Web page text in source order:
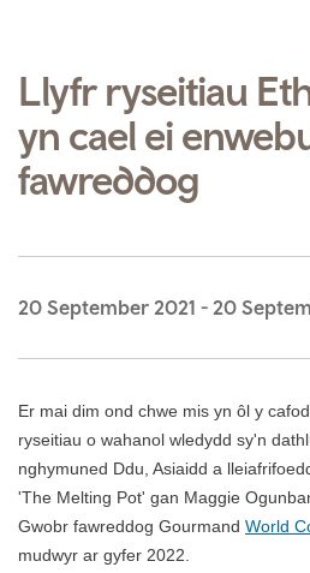
Llyfr ryseitiau
yn cael ei
fawreddog
20 September 2021 - 20
Er mai dim ond chwe mis yn ôl y
ryseitiau o wahanol wledydd sy'n
nghymuned Ddu, Asiaidd a
'The Melting Pot' gan Maggie
Gwobr fawreddog Gourmand World
mudwyr ar gyfer 2022.